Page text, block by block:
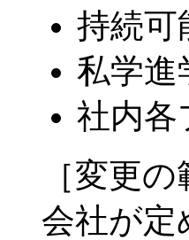
持続可
私学進
社内各
［変更の
会社が定